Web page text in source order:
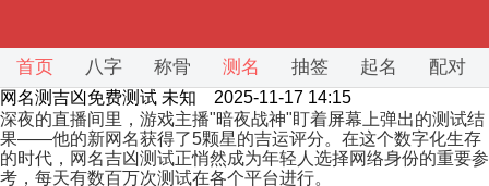
首页 八字 称骨 测名 抽签 起名 配对
网名测吉凶免费测试 未知 2025-11-17 14:15
深夜的直播间里，游戏主播"暗夜战神"盯着屏幕上弹出的测试结
果——他的新网名获得了5颗星的吉运评分。在这个数字化生存
的时代，网名吉凶测试正悄然成为年轻人选择网络身份的重要参
考，每天有数百万次测试在各个平台进行。